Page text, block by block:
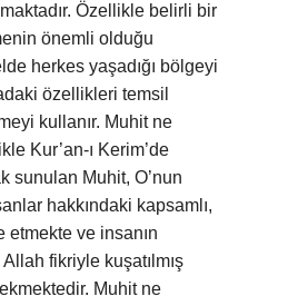
Özellikle belirli bir
önemli olduğu
herkes yaşadığı bölgeyi
özellikleri temsil
kullanır. Muhit ne
Kur’an-ı Kerim’de
sunulan Muhit, O’nun
hakkındaki kapsamlı,
etmekte ve insanın
fikriyle kuşatılmış
Muhit ne